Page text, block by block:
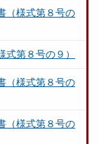
（様式第８号の
第８号の９）
（様式第８号の
（様式第８号の